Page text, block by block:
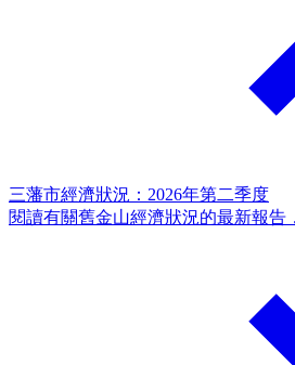
三藩市經濟狀況：2026年第二季度
閱讀有關舊金山經濟狀況的最新報告